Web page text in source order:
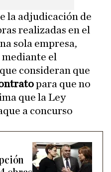
la adjudicación de
realizadas en el
sola empresa,
mediante el
consideran que
para que no
que la Ley
a concurso